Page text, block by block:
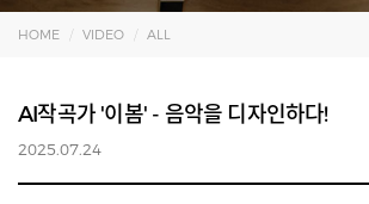
HOME VIDEO ALL
AI작곡가 '이봄' - 음악을 디자인하다!
2025.07.24